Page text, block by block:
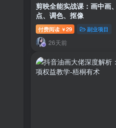
剪映全能实战课：画中画
点、调色、抠像
付费阅读 ￥29 副业项目
26天前